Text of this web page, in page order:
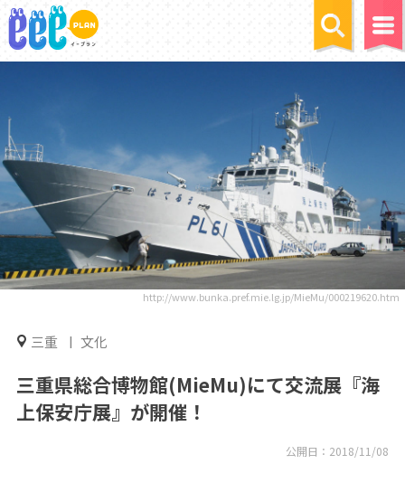
http://www.bunka.pref.mie.lg.jp/MieMu/000219620.htm
三重 文化
三重県総合博物館(MieMu)にて交流展『海
上保安庁展』が開催！
公開日： 2018/11/08